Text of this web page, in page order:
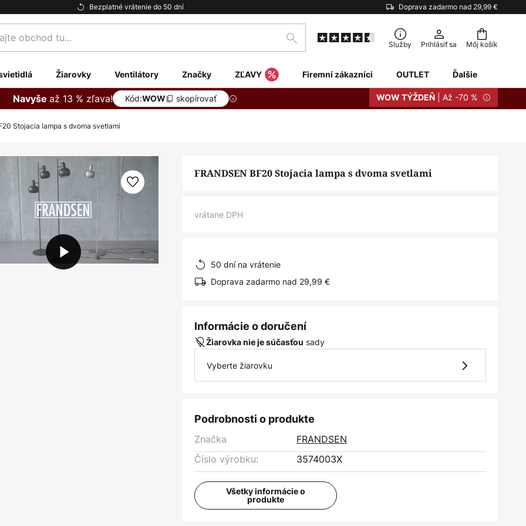
Bezplatné vrátenie do 50 dní Doprava zadarmo nad 29,99 €
Môj košík
Hľadať Služby Prihlásiť sa
Žiarovky Ventilátory Značky ZĽAVY Firemní zákazníci OUTLET Ďalšie
Navyše až 13 % zľava! Kód:WOW skopírovať WOW TÝŽDEŇ | Až -70 %
Stojacia lampa s dvoma svetlami
FRANDSEN BF20 Stojacia lampa s dvoma svetlami
vrátane DPH
50 dní na vrátenie
Doprava zadarmo nad 29,99 €
Informácie o doručení
Žiarovka nie je súčasťou sady
Vyberte žiarovku
Podrobnosti o produkte
Značka
FRANDSEN
Číslo výrobku:
3574003X
Všetky informácie o
produkte